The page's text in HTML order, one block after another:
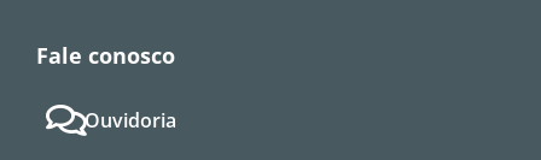
Fale conosco
Ouvidoria